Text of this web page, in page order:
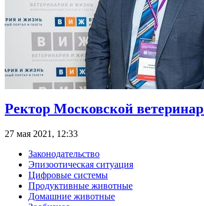
Ректор Московской
27 мая 2021, 12:33
Законодательство
Эпизоотическая ситуация
Цифровые системы
Продуктивные животные
Домашние животные